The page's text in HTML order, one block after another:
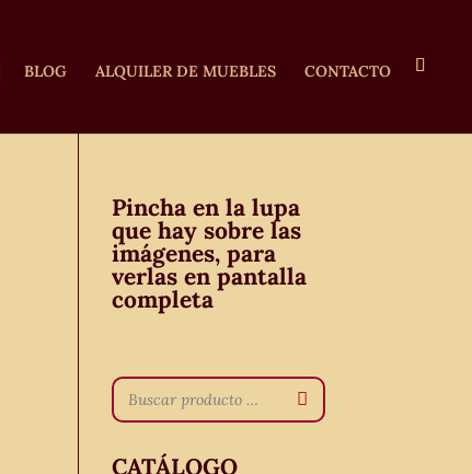
BLOG ALQUILER DE MUEBLES CONTACTO
Pincha en la lupa
que hay sobre las
imágenes, para
verlas en pantalla
completa
CATÁLOGO